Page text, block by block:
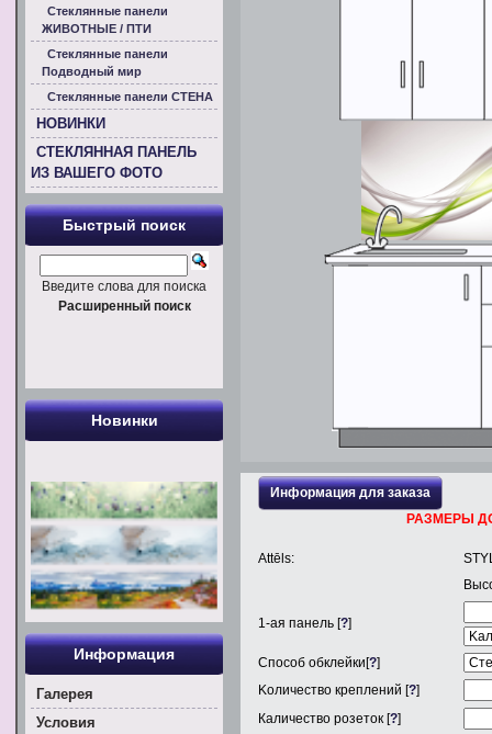
Информация для заказа
РАЗМЕРЫ
Attēls:
1-ая панель [?]
Способ обклейки[?]
Kоличество креплений [?]
Каличество розеток [?]
Стеклянные панели
ЖИВОТНЫЕ / ПТИ
Стеклянные панели
Подводный мир
Стеклянные панели СТЕНА
НОВИНКИ
СТЕКЛЯННАЯ ПАНЕЛЬ
ИЗ ВАШЕГО ФОТО
Быстрый поиск
Введите слова для поиска
Расширенный поиск
Новинки
Информация
Галерея
Условия